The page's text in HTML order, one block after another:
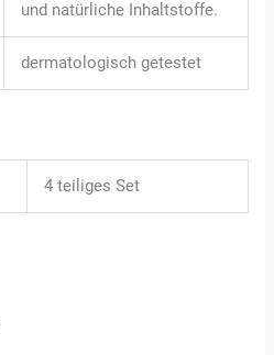
und natürliche Inhaltstoffe.
dermatologisch getestet
4 teiliges Set